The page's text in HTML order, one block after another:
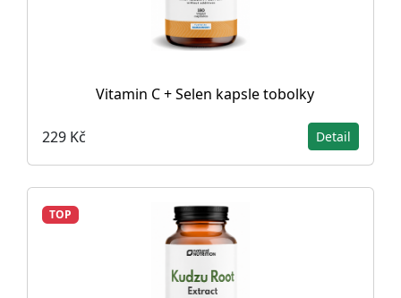
Vitamin C + Selen kapsle tobolky
229 Kč Detail
TOP